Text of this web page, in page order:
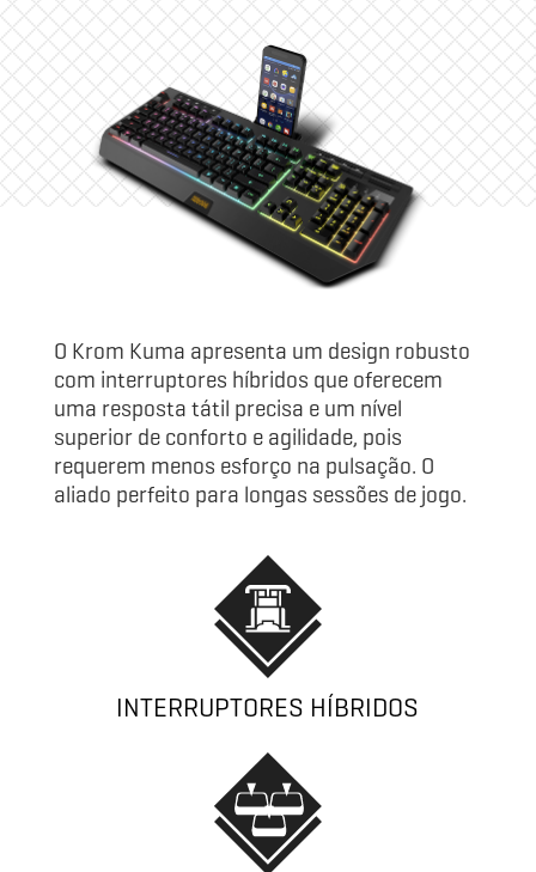
O Krom Kuma apresenta um design robusto
com interruptores híbridos que oferecem
uma resposta tátil precisa e um nível
superior de conforto e agilidade, pois
requerem menos esforço na pulsação. O
aliado perfeito para longas sessões de jogo.
INTERRUPTORES HÍBRIDOS